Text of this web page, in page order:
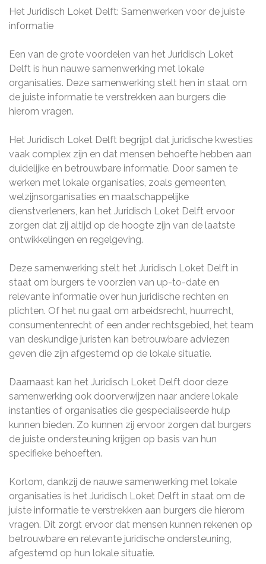
Het Juridisch Loket Delft: Samenwerken voor de juiste
informatie
Een van de grote voordelen van het Juridisch Loket
Delft is hun nauwe samenwerking met lokale
organisaties. Deze samenwerking stelt hen in staat om
de juiste informatie te verstrekken aan burgers die
hierom vragen.
Het Juridisch Loket Delft begrijpt dat juridische kwesties
vaak complex zijn en dat mensen behoefte hebben aan
duidelijke en betrouwbare informatie. Door samen te
werken met lokale organisaties, zoals gemeenten,
welzijnsorganisaties en maatschappelijke
dienstverleners, kan het Juridisch Loket Delft ervoor
zorgen dat zij altijd op de hoogte zijn van de laatste
ontwikkelingen en regelgeving.
Deze samenwerking stelt het Juridisch Loket Delft in
staat om burgers te voorzien van up-to-date en
relevante informatie over hun juridische rechten en
plichten. Of het nu gaat om arbeidsrecht, huurrecht,
consumentenrecht of een ander rechtsgebied, het team
van deskundige juristen kan betrouwbare adviezen
geven die zijn afgestemd op de lokale situatie.
Daarnaast kan het Juridisch Loket Delft door deze
samenwerking ook doorverwijzen naar andere lokale
instanties of organisaties die gespecialiseerde hulp
kunnen bieden. Zo kunnen zij ervoor zorgen dat burgers
de juiste ondersteuning krijgen op basis van hun
specifieke behoeften.
Kortom, dankzij de nauwe samenwerking met lokale
organisaties is het Juridisch Loket Delft in staat om de
juiste informatie te verstrekken aan burgers die hierom
vragen. Dit zorgt ervoor dat mensen kunnen rekenen op
betrouwbare en relevante juridische ondersteuning,
afgestemd op hun lokale situatie.